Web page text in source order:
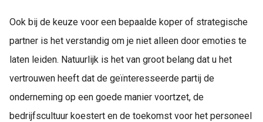
Ook bij de keuze voor een bepaalde koper of strategische
partner is het verstandig om je niet alleen door emoties te
laten leiden. Natuurlijk is het van groot belang dat u het
vertrouwen heeft dat de geïnteresseerde partij de
onderneming op een goede manier voortzet, de
bedrijfscultuur koestert en de toekomst voor het personeel